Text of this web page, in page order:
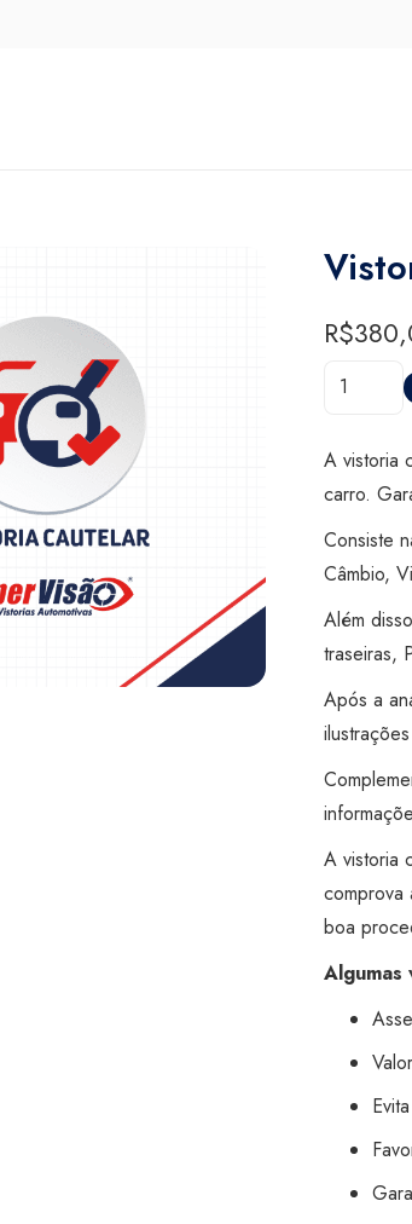
R$
Vistoria
João
Pessoa
Centro
A vistoria
carro.
Consiste
Câmbio,
Além
traseiras,
Após a
A vistoria
comprova
boa
Algumas